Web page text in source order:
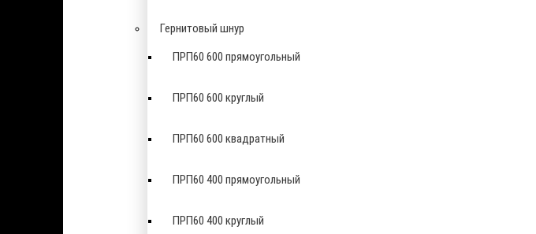
Гернитовый шнур
ПРП60 600 прямоугольный
ПРП60 600 круглый
ПРП60 600 квадратный
ПРП60 400 прямоугольный
ПРП60 400 круглый